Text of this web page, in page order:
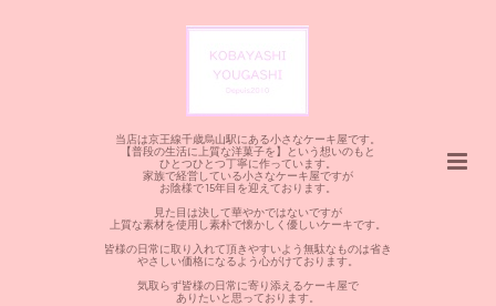
当店は京王線千歳烏山駅にある小さなケーキ屋です。
【普段の生活に上質な洋菓子を】という想いのもと
ひとつひとつ丁寧に作っています。
家族で経営している小さなケーキ屋ですが
お陰様で15年目を迎えております。
見た目は決して華やかではないですが
上質な素材を使用し素朴で懐かしく優しいケーキです。
皆様の日常に取り入れて頂きやすいよう無駄なものは省き
やさしい価格になるよう心がけております。
気取らず皆様の日常に寄り添えるケーキ屋で
ありたいと思っております。